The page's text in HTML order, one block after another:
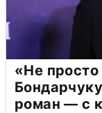
«Не
роман — с